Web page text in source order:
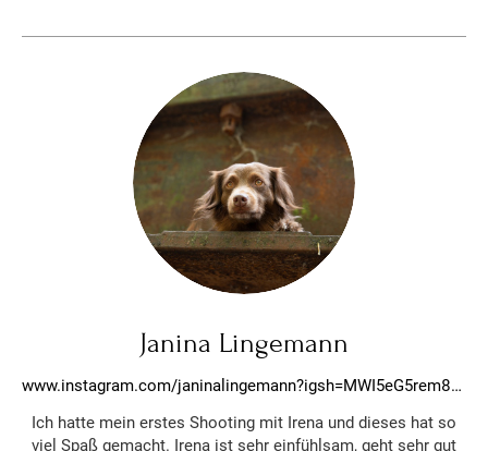
Janina Lingemann
www.instagram.com/janinalingemann?igsh=MWI5eG5rem81Z2hmNw%3D%3D&utm_source=qr
Ich hatte mein erstes Shooting mit Irena und dieses hat so
viel Spaß gemacht. Irena ist sehr einfühlsam, geht sehr gut